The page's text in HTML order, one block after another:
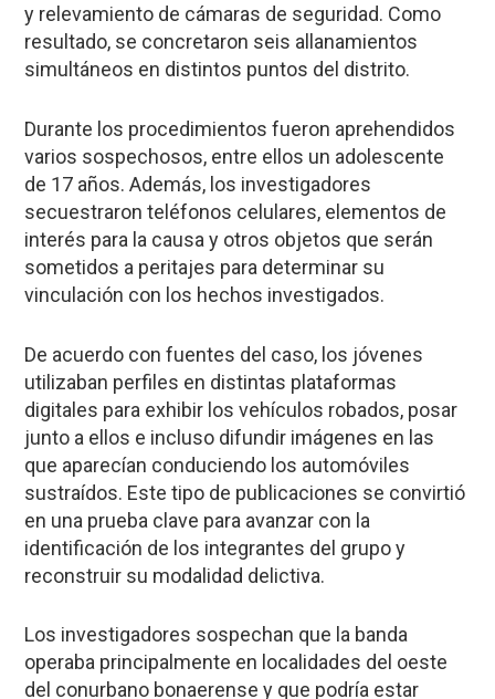
y relevamiento de cámaras de seguridad. Como
resultado, se concretaron seis allanamientos
simultáneos en distintos puntos del distrito.
Durante los procedimientos fueron aprehendidos
varios sospechosos, entre ellos un adolescente
de 17 años. Además, los investigadores
secuestraron teléfonos celulares, elementos de
interés para la causa y otros objetos que serán
sometidos a peritajes para determinar su
vinculación con los hechos investigados.
De acuerdo con fuentes del caso, los jóvenes
utilizaban perfiles en distintas plataformas
digitales para exhibir los vehículos robados, posar
junto a ellos e incluso difundir imágenes en las
que aparecían conduciendo los automóviles
sustraídos. Este tipo de publicaciones se convirtió
en una prueba clave para avanzar con la
identificación de los integrantes del grupo y
reconstruir su modalidad delictiva.
Los investigadores sospechan que la banda
operaba principalmente en localidades del oeste
del conurbano bonaerense y que podría estar